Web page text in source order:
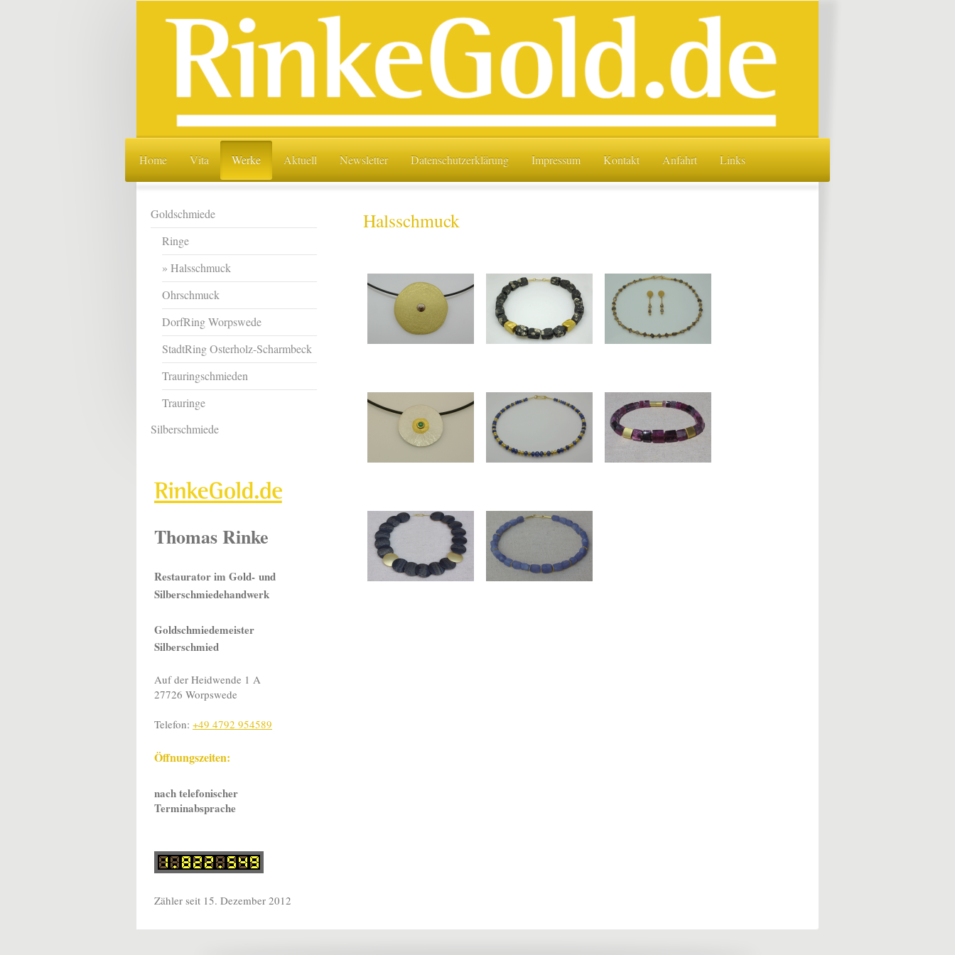
Home Vita Werke Aktuell Newsletter Datenschutzerklärung Impressum Kontakt Anfahrt Links
Halsschmuck
Goldschmiede
Ringe
Halsschmuck
Ohrschmuck
DorfRing Worpswede
StadtRing Osterholz-Scharmbeck
Trauringschmieden
Trauringe
Silberschmiede
Thomas Rinke
Restaurator im Gold- und
Silberschmiedehandwerk
Goldschmiedemeister
Silberschmied
Auf der Heidwende 1 A
27726 Worpswede
Telefon: +49 4792 954589
Öffnungszeiten:
nach telefonischer
Terminabsprache
Zähler seit 15. Dezember 2012